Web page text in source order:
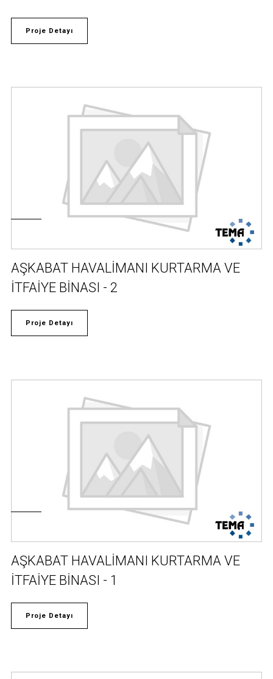
Proje Detayı
AŞKABAT HAVALİMANI KURTARMA VE
İTFAİYE BİNASI - 2
Proje Detayı
AŞKABAT HAVALİMANI KURTARMA VE
İTFAİYE BİNASI - 1
Proje Detayı